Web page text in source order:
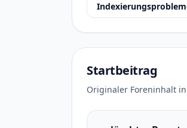
Startbeitrag
Originaler Foreninhalt